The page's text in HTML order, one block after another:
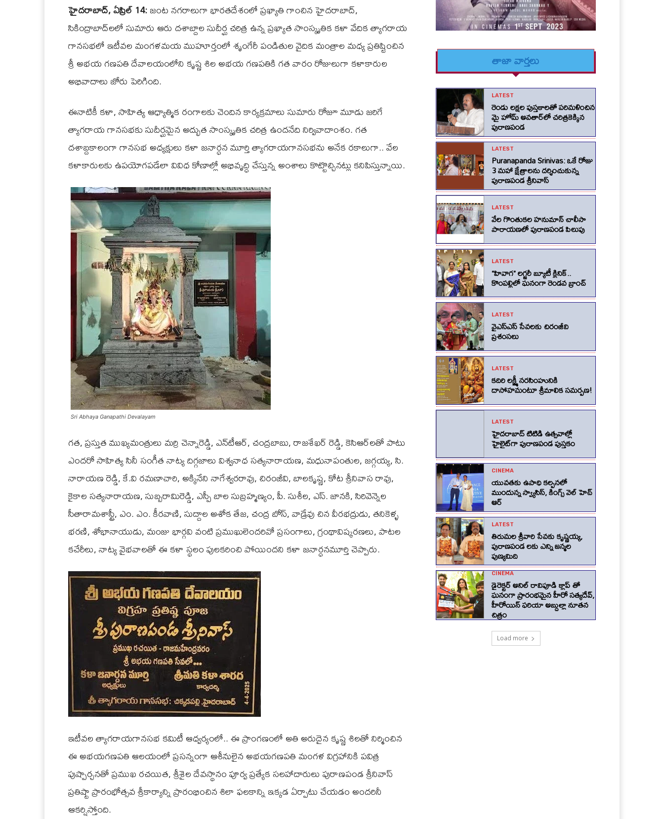
హైదరాబాద్, ఏప్రిల్ 14:జంట నగరాలుగా భారతదేశంలో ప్రఖ్యాతి గాంచిన హైదరాబాద్,
సికింద్రాబాద్‌లలో సుమారు ఆరు దశాబ్దాల సుదీర్ఘ చరిత్ర ఉన్న ప్రఖ్యాత సాంస్కృతిక కళా వేదిక త్యాగరాయ
గానసభలో ఇటీవల మంగళమయ ముహూర్తంలో శృంగేరీ పండితుల వైదిక మంత్రాల మధ్య ప్రతిష్టించిన
శ్రీ అభయ గణపతి దేవాలయంలోని కృష్ణ శిల అభయ గణపతికి గత వారం రోజులుగా కళాకారుల
అభివాదాలు జోరు పెరిగింది.
ఈనాటికీ కళా, సాహిత్య ఆధ్యాత్మిక రంగాలకు చెందిన కార్యక్రమాలు సుమారు రోజూ మూడు జరిగే
త్యాగరాయ గానసభకు సుదీర్ఘమైన అద్భుత సాంస్కృతిక చరిత్ర ఉందనేది నిర్వివాదాంశం. గత
దశాబ్దకాలంగా గానసభ అధ్యక్షులు కళా జనార్ధన మూర్తి త్యాగరాయగానసభను అనేక రకాలుగా.. వేల
కళాకారులకు ఉపయోగపడేలా వివిధ కోణాల్లో అభివృద్ధి చేస్తున్న అంశాలు కొట్టొచ్చినట్లు కనిపిస్తున్నాయి.
Sri Abhaya Ganapathi Devalayam
గత, ప్రస్తుత ముఖ్యమంత్రులు మర్రి చెన్నారెడ్డి, ఎన్‌టీ‌ఆర్, చంద్రబాబు, రాజశేఖర్ రెడ్డి, కెసిఆర్‌లతో పాటు
ఎందరో సాహిత్య సినీ సంగీత నాట్య దిగ్గజాలు విశ్వనాధ సత్యనారాయణ, మధునాపంతుల, జగ్గయ్య, సి.
నారాయణ రెడ్డి, కే.వి రమణాచారి, అక్కినేని నాగేశ్వరరావు, చిరంజీవి, బాలకృష్ణ, కోట శ్రీనివాస రావు,
కైకాల సత్యనారాయణ, సుబ్బరామిరెడ్డి, ఎస్పీ బాల సుబ్రహ్మణ్యం, పీ. సుశీల, ఎస్. జానకి, సిరివెన్నెల
సీతారామశాస్ట్రీ, ఎం. ఎం. కీరవాణి, సుద్దాల అశోక తేజ, చంద్ర బోస్, వాడ్రేవు చిన వీరభద్రుడు, తనికెళ్ళ
భరణి, శోభానాయుడు, మంజు భార్గవి వంటి ప్రముఖులెందరివో ప్రసంగాలు, గ్రంథావిష్కరణలు, పాటల
కచేరీలు, నాట్య వైభవాలతో ఈ కళా స్థలం పులకరించి పోయిందని కళా జనార్ధనమూర్తి చెప్పారు.
ఇటీవల త్యాగరాయగానసభ కమిటీ ఆధ్వర్యంలో.. ఈ ప్రాంగణంలో అతి అరుదైన కృష్ణ శిలతో నిర్మించిన
ఈ అభయగణపతి ఆలయంలో ప్రసన్నంగా ఆశీనులైన అభయగణపతి మంగళ విగ్రహానికి పవిత్ర
పుష్పార్చనతో ప్రముఖ రచయిత, శ్రీశైల దేవస్థానం పూర్వ ప్రత్యేక సలహాదారులు పురాణపండ శ్రీనివాస్
ప్రతిష్టా ప్రారంభోత్సవ శ్రీకార్యాన్ని ప్రారంభించిన శిలా ఫలకాన్ని ఇక్కడ ఏర్పాటు చేయడం అందరినీ
ఆకర్షిస్తోంది.
తాజా వార్తలు
LATEST
రెండు లక్షల పుస్తకాలతో పరిమళించిన
మై హోమ్ అవతార్‌లో చరిత్రకెక్కిన
పురాణపండ
LATEST
Puranapanda Srinivas: ఒకే రోజు
3 మహా క్షేత్రాలను దర్శించుకున్న
పురాణపండ శ్రీనివాస్
LATEST
వేల గొంతుకల హనుమాన్ చాలీసా
పారాయణలో పురాణపండ పిలుపు
LATEST
“హివాగ” లగ్జరీ బ్యూటీ క్లినిక్..
కొంపల్లిలో ఘనంగా రెండవ బ్రాంచ్
LATEST
వైఎస్ఎస్ సేవలకు చిరంజీవి
ప్రశంసలు
LATEST
కదిరి లక్ష్మీ నరసింహునికి
దాసోహమంటూ శ్రీమాలిక సమర్పణ!
LATEST
హైదరాబాద్ టిటిడి ఉత్సవాల్లో
హైలైట్‌గా పురాణపండ పుస్తకం
CINEMA
యువతకు ఉపాధి కల్పనలో
ముందున్న స్వ్యాసిస్, కింగ్స్‌ వెల్‌ హెచ్‌
ఆర్‌
LATEST
తిరుమల శ్రీవారి సేవకు కృష్ణయ్య,
పురాణపండ లకు ఎన్ని జన్మల
పుణ్యమిది
CINEMA
డైరెక్టర్ అనిల్ రావిపూడి క్లాప్ తో
ఘనంగా ప్రారంభమైన హీరో సత్యదేవ్,
హీరోయిన్ ఫరియా అబ్దుల్లా నూతన
చిత్రం
Load more